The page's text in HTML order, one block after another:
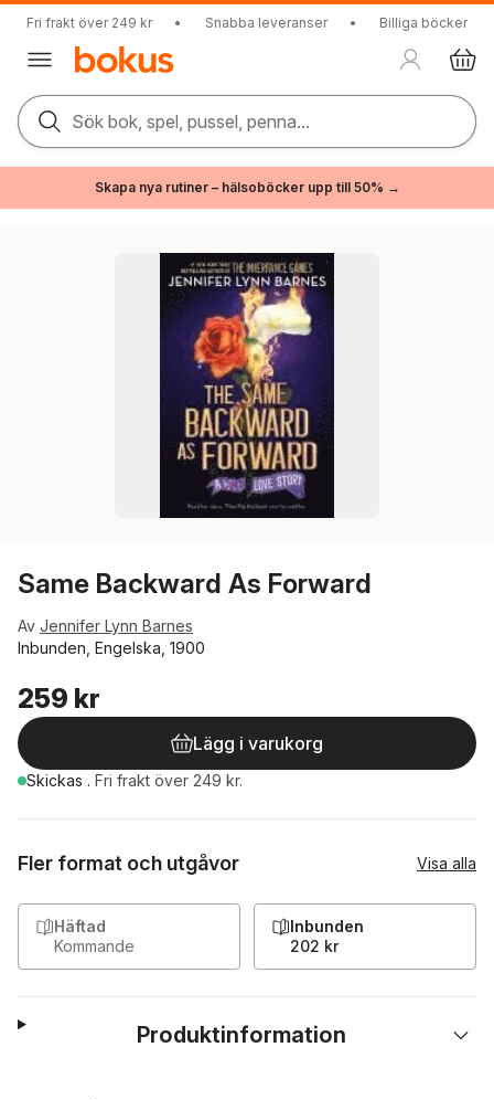
Fri frakt över 249 kr • Snabba leveranser • Billiga böcker
Sök bok, spel, pussel, penna...
Skapa nya rutiner – hälsoböcker upp till 50% →
Same Backward As Forward
Av Jennifer Lynn Barnes
Inbunden, Engelska, 1900
259 kr
Lägg i varukorg
Skickas . Fri frakt över 249 kr.
Fler format och utgåvor Visa alla
Häftad
Kommande
Inbunden
202 kr
Produktinformation